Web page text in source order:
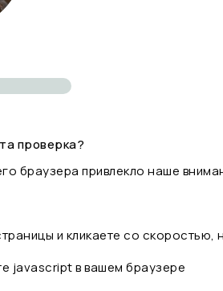
проверка?
браузера привлекло наше
и кликаете со
javascript в вашем браузере